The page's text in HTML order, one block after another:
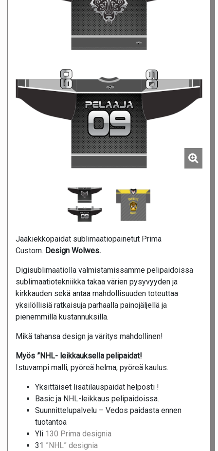
Jääkiekkopaidat sublimaatiopainetut Prima
Custom. Design Wolwes.
Digisublimaatiolla valmistamissamme pelipaidoissa
sublimaatiotekniikka takaa värien pysyvyyden ja
kirkkauden sekä antaa mahdollisuuden toteuttaa
yksilöllisiä ratkaisuja parhaalla painojäljellä ja
pienemmillä kustannuksilla.
Mikä tahansa design ja väritys mahdollinen!
Myös ”NHL- leikkauksella pelipaidat!
Istuvampi malli, pyöreä helma, pyöreä kaulus.
Yksittäiset lisätilauspaidat helposti !
Basic ja NHL-leikkaus pelipaidoissa.
Suunnittelupalvelu – Vedos paidasta ennen
tuotantoa
Yli 130 Prima designia
31 ”NHL” designia